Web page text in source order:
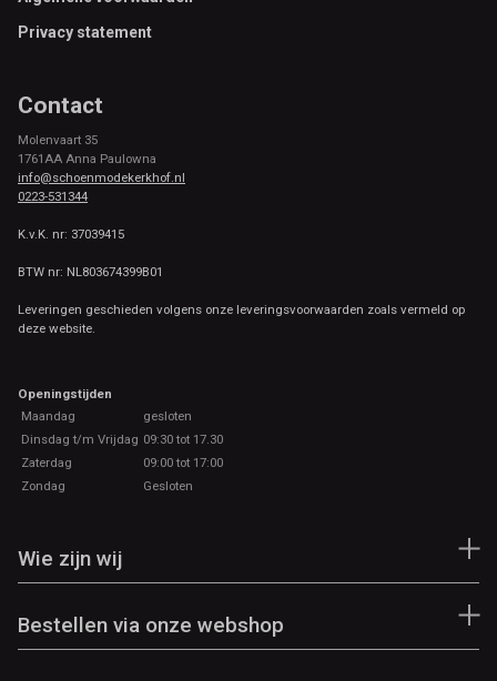
Privacy statement
Contact
Molenvaart 35
1761AA Anna Paulowna
info@schoenmodekerkhof.nl
0223-531344
K.v.K. nr: 37039415
BTW nr: NL803674399B01
Leveringen geschieden volgens onze leveringsvoorwaarden zoals vermeld op
deze website.
Openingstijden
Maandag
gesloten
Dinsdag t/m Vrijdag 09:30 tot 17.30
Zaterdag
09:00 tot 17:00
Zondag
Gesloten
Wie zijn wij
Bestellen via onze webshop